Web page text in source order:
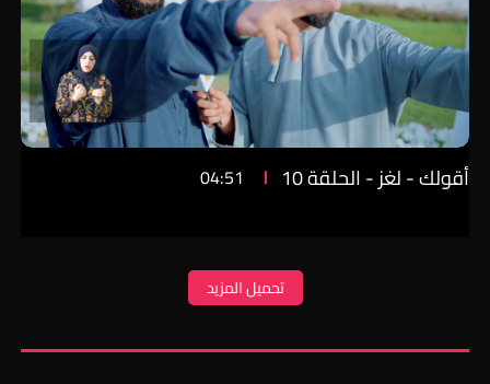
أقولك - لغز - الحلقة 10 04:51
تحميل المزيد